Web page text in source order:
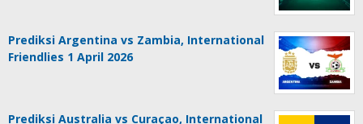
Prediksi Argentina vs Zambia, International
Friendlies 1 April 2026
Prediksi Australia vs Curaçao, International